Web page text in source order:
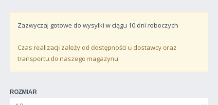
Zazwyczaj gotowe do wysyłki w ciągu 10 dni roboczych
Czas realizacji zależy od dostępności u dostawcy oraz
transportu do naszego magazynu.
ROZMIAR